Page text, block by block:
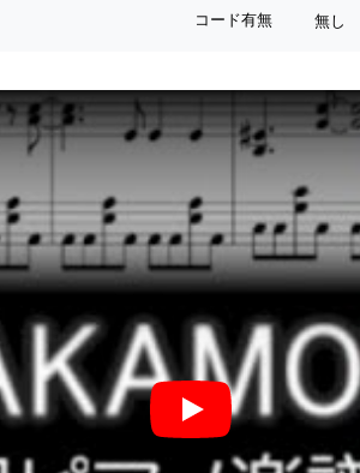
走れSAKAMOTO (初中
コード有無 無し